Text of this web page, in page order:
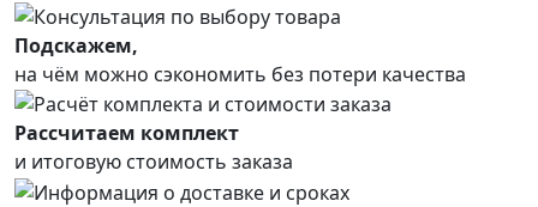
Подскажем,
на чём можно сэкономить без потери качества
Рассчитаем комплект
и итоговую стоимость заказа